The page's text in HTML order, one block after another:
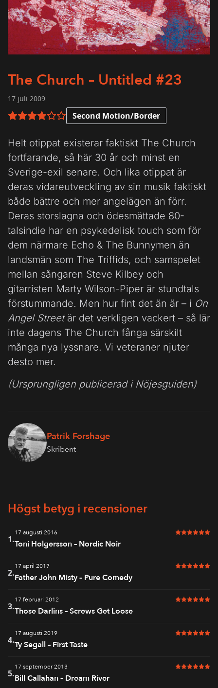
The Church – Untitled #23
17 juli 2009
4 av 6 i betyg Second Motion/Border
Helt otippat existerar faktiskt The Church
fortfarande, så här 30 år och minst en
Sverige-exil senare. Och lika otippat är
deras vidareutveckling av sin musik faktiskt
både bättre och mer angelägen än förr.
Deras storslagna och ödesmättade 80-
talsindie har en psykedelisk touch som för
dem närmare Echo & The Bunnymen än
landsmän som The Triffids, och samspelet
mellan sångaren Steve Kilbey och
gitarristen Marty Wilson-Piper är stundtals
förstummande. Men hur fint det än är – i On
Angel Streetär det verkligen vackert – så lär
inte dagens The Church fånga särskilt
många nya lyssnare. Vi veteraner njuter
desto mer.
(Ursprungligen publicerad i Nöjesguiden)
Patrik Forshage
Skribent
Högst betyg i recensioner
1.
17 augusti 2016 6 av 6 i
Toni Holgersson – Nordic Noir
2.
17 april 2017 6 av 6 i
Father John Misty – Pure Comedy
3.
17 februari 2012 6 av 6 i
Those Darlins – Screws Get Loose
4.
17 augusti 2019 6 av 6 i
Ty Segall – First Taste
5.
17 september 2013 6 av 6 i
Bill Callahan – Dream River